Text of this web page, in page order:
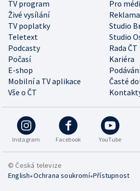
TV program
Pro
Živé vysílání
Reklama
TV poplatky
Studio
Teletext
Studio
Podcasty
Rada ČT
Počasí
Kariéra
E-shop
Mobilní a TV aplikace
Časté
Vše o ČT
Instagram Facebook YouTube
© Česká televize
English•Ochrana soukromí•Přístupnost